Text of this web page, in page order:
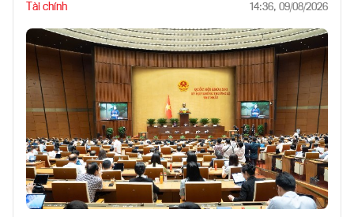
Tài chính 14:36, 09/08/2026